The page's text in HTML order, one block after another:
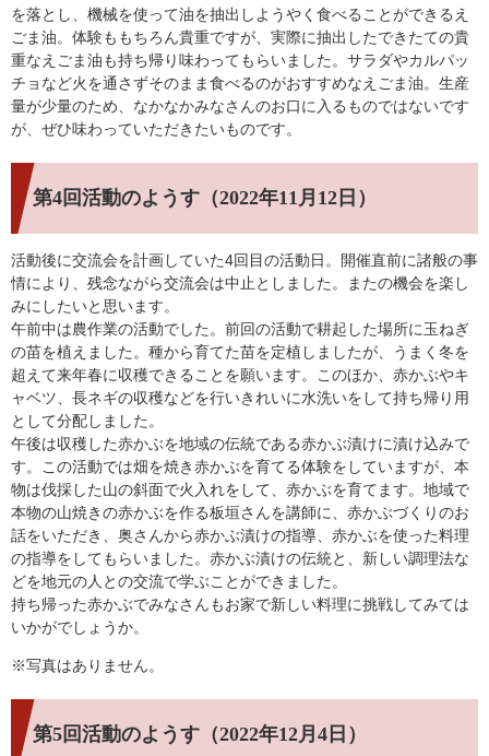
を落とし、機械を使って油を抽出しようやく食べることができるえ
ごま油。体験ももちろん貴重ですが、実際に抽出したできたての貴
重なえごま油も持ち帰り味わってもらいました。サラダやカルパッ
チョなど火を通さずそのまま食べるのがおすすめなえごま油。生産
量が少量のため、なかなかみなさんのお口に入るものではないです
が、ぜひ味わっていただきたいものです。
第4回活動のようす （2022年11月12日）
活動後に交流会を計画していた4回目の活動日。開催直前に諸般の事
情により、残念ながら交流会は中止としました。またの機会を楽し
みにしたいと思います。
午前中は農作業の活動でした。前回の活動で耕起した場所に玉ねぎ
の苗を植えました。種から育てた苗を定植しましたが、うまく冬を
超えて来年春に収穫できることを願います。このほか、赤かぶやキ
ャベツ、長ネギの収穫などを行いきれいに水洗いをして持ち帰り用
として分配しました。
午後は収穫した赤かぶを地域の伝統である赤かぶ漬けに漬け込みで
す。この活動では畑を焼き赤かぶを育てる体験をしていますが、本
物は伐採した山の斜面で火入れをして、赤かぶを育てます。地域で
本物の山焼きの赤かぶを作る板垣さんを講師に、赤かぶづくりのお
話をいただき、奥さんから赤かぶ漬けの指導、赤かぶを使った料理
の指導をしてもらいました。赤かぶ漬けの伝統と、新しい調理法な
どを地元の人との交流で学ぶことができました。
持ち帰った赤かぶでみなさんもお家で新しい料理に挑戦してみては
いかがでしょうか。
※写真はありません。
第5回活動のようす （2022年12月4日）